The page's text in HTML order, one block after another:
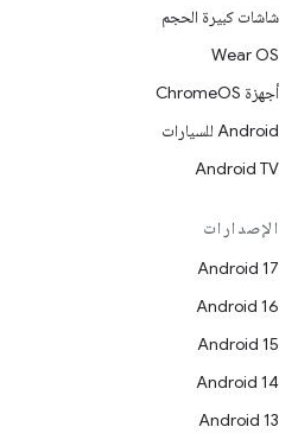
شاشات كبيرة الحجم
Wear OS
أجهزة ChromeOS
Android للسيارات
Android TV
الإصدارات
Android 17
Android 16
Android 15
Android 14
Android 13